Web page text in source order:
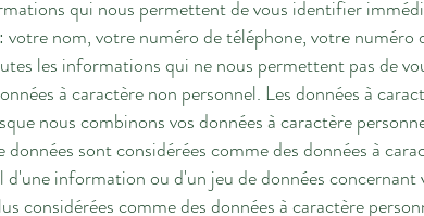
qui nous permettent de vous identifier
nom, votre numéro de téléphone, votre numéro
les informations qui ne nous permettent pas de
à caractère non personnel. Les données à
nous combinons vos données à caractère
données sont considérées comme des données à
d'une information ou d'un jeu de données
considérées comme des données à caractère